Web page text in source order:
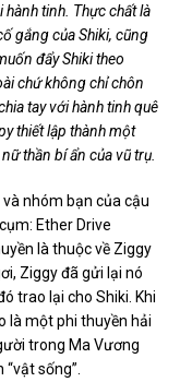
tinh. Thực chất là
gắng của Shiki, cũng
đẩy Shiki theo
chứ không chỉ chôn
tay với hành tinh quê
thiết lập thành một
thần bí ẩn của vũ trụ.
nhóm bạn của cậu
Ether Drive
là thuộc về Ziggy
Ziggy đã gửi lại nó
trao lại cho Shiki. Khi
là một phi thuyền hải
trong Ma Vương
sống”.